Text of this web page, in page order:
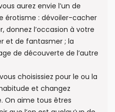
aurez envie l’un de
érotisme : dévoiler-cacher
donnez l’occasion à votre
et de fantasmer ; la
de découverte de l’autre
choisissiez pour le ou la
et changez
On aime tous êtres